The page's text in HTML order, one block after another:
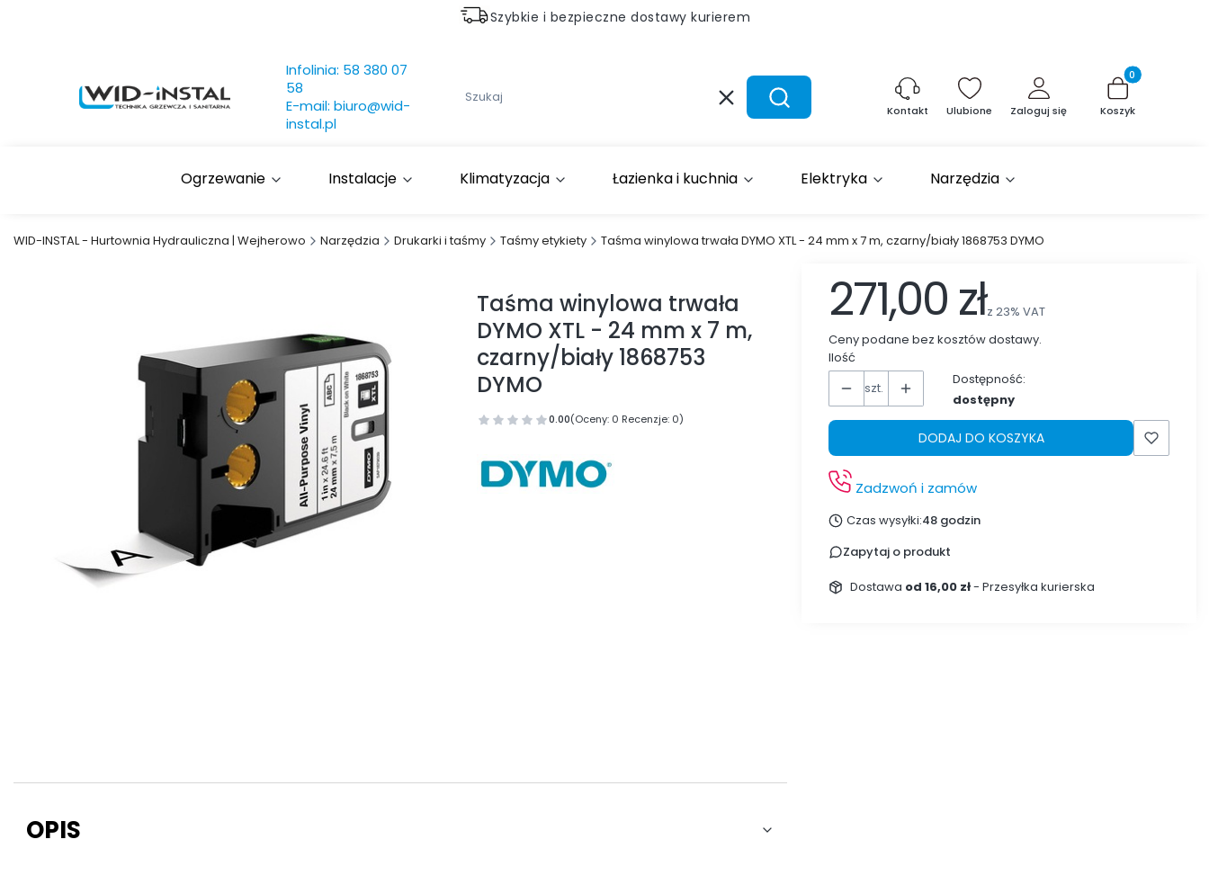
Szybkie i bezpieczne dostawy kurierem
Infolinia: 58 380 07
58
E-mail: biuro@wid-
instal.pl
WyczyśćSzukaj Kontakt Ulubione Zaloguj się
Produkty w
Koszyk
Ogrzewanie Instalacje Klimatyzacja Łazienka i kuchnia Elektryka Narzędzia
WID-INSTAL - Hurtownia Hydrauliczna | Wejherowo Narzędzia Drukarki i taśmy Taśmy etykiety Taśma winylowa trwała DYMO XTL - 24 mm x 7 m, czarny/biały 1868753 DYMO
Taśma winylowa trwała
DYMO XTL - 24 mm x 7 m,
czarny/biały 1868753
DYMO
0.00(Oceny: 0 Recenzje: 0)
OPIS
271,00 złz 23% VAT
Ceny podane bez kosztów dostawy.
Ilość
szt.
Dostępność:
dostępny
DODAJ DO KOSZYKA
Zadzwoń i zamów
Czas wysyłki:48 godzin
Zapytaj o produkt
Dostawa od 16,00 zł- Przesyłka kurierska